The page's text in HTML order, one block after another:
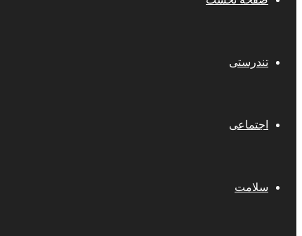
تندرستی
اجتماعی
سلامت